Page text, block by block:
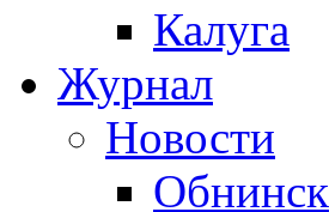
Калуга
Журнал
Новости
Обнинск